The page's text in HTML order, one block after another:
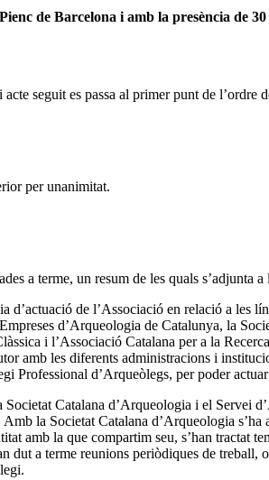
de Barcelona i amb la presència de
seguit es passa al primer punt de l’ordre
per unanimitat.
a terme, un resum de les quals s’adjunta
de l’Associació en relació a les
d’Arqueologia de Catalunya, la
i l’Associació Catalana per a la
amb les diferents administracions i
Professional d’Arqueòlegs, per poder
Catalana d’Arqueologia i el Servei
la Societat Catalana d’Arqueologia
amb la que compartim seu, s’han tractat
a terme reunions periòdiques de treball,